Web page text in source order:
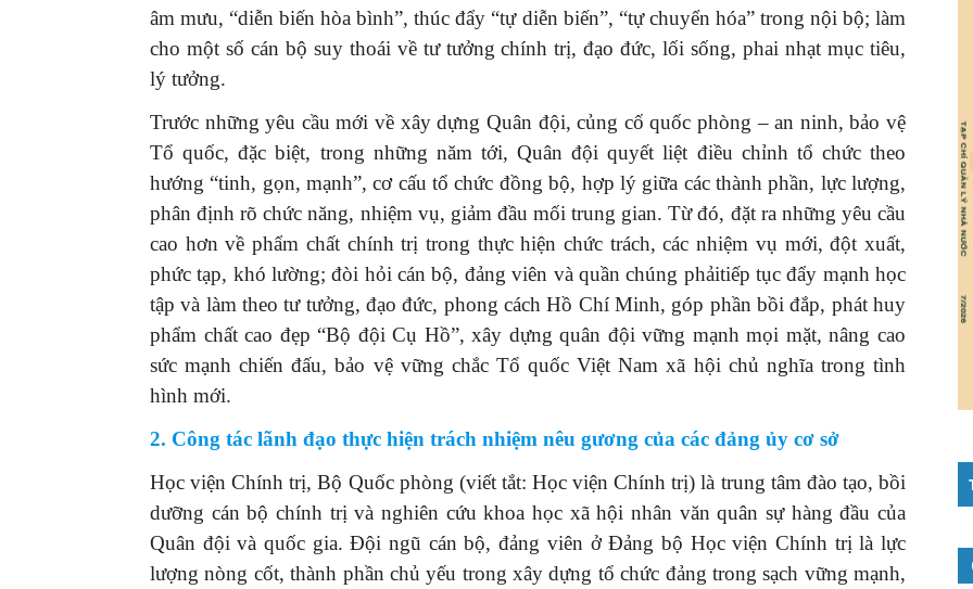
nước
âm mưu, “diễn biến hòa bình”, thúc đẩy “tự diễn biến”, “tự chuyển hóa” trong nội bộ; làm
cho một số cán bộ suy thoái về tư tưởng chính trị, đạo đức, lối sống, phai nhạt mục tiêu,
lý tưởng.
Trước những yêu cầu mới về xây dựng Quân đội, củng cố quốc phòng – an ninh, bảo vệ
Tổ quốc, đặc biệt, trong những năm tới, Quân đội quyết liệt điều chỉnh tổ chức theo
hướng “tinh, gọn, mạnh”, cơ cấu tổ chức đồng bộ, hợp lý giữa các thành phần, lực lượng,
phân định rõ chức năng, nhiệm vụ, giảm đầu mối trung gian. Từ đó, đặt ra những yêu cầu
cao hơn về phẩm chất chính trị trong thực hiện chức trách, các nhiệm vụ mới, đột xuất,
phức tạp, khó lường; đòi hỏi cán bộ, đảng viên và quần chúng phảitiếp tục đẩy mạnh học
tập và làm theo tư tưởng, đạo đức, phong cách Hồ Chí Minh, góp phần bồi đắp, phát huy
phẩm chất cao đẹp “Bộ đội Cụ Hồ”, xây dựng quân đội vững mạnh mọi mặt, nâng cao
sức mạnh chiến đấu, bảo vệ vững chắc Tổ quốc Việt Nam xã hội chủ nghĩa trong tình
hình mới.
2. Công tác lãnh đạo thực hiện trách nhiệm nêu gương của các đảng ủy cơ sở
Học viện Chính trị, Bộ Quốc phòng (viết tắt: Học viện Chính trị) là trung tâm đào tạo, bồi
dưỡng cán bộ chính trị và nghiên cứu khoa học xã hội nhân văn quân sự hàng đầu của
Quân đội và quốc gia. Đội ngũ cán bộ, đảng viên ở Đảng bộ Học viện Chính trị là lực
lượng nòng cốt, thành phần chủ yếu trong xây dựng tổ chức đảng trong sạch vững mạnh,